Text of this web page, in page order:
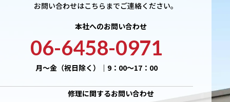
お問い合わせはこちらまでご連絡ください。
本社へのお問い合わせ
06-6458-0971
月〜金（祝日除く）｜9：00〜17：00
修理に関するお問い合わせ